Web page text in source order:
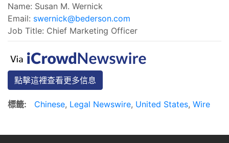
Name: Susan M. Wernick
Email: swernick@bederson.com
Job Title: Chief Marketing Officer
點擊這裡查看更多信息
標籤: Chinese, Legal Newswire, United States, Wire